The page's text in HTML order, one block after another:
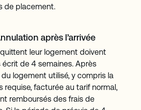
de placement.
après l’arrivée
leur logement doivent
de 4 semaines. Après
logement utilisé, y compris la
requise, facturée au tarif normal,
remboursés des frais de